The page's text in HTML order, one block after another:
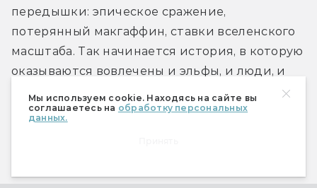
Мы используем cookie. Находясь на сайте вы
соглашаетесь на обработку персональных
данных.
передышки: эпическое сражение,
потерянный макгаффин, ставки вселенского
масштаба. Так начинается история, в которую
оказываются вовлечены и эльфы, и люди, и